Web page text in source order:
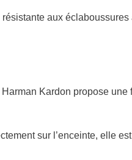
aux
Kardon propose
sur l’enceinte, elle